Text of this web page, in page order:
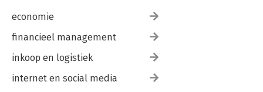
economie
financieel management
inkoop en logistiek
internet en social media